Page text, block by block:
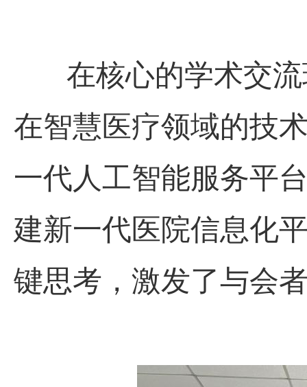
在核心的学术交流
在智慧医疗领域的技
一代人工智能服务平
建新一代医院信息化
键思考， 激发了与会